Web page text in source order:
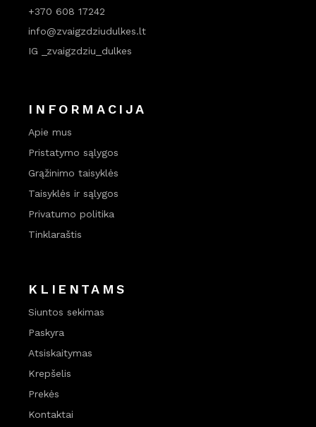
+370 608 17242
info@zvaigzdziudulkes.lt
IG _zvaigzdziu_dulkes
INFORMACIJA
Apie mus
Pristatymo sąlygos
Grąžinimo taisyklės
Taisyklės ir sąlygos
Privatumo politika
Tinklaraštis
KLIENTAMS
Siuntos sekimas
Paskyra
Atsiskaitymas
Krepšelis
Prekės
Kontaktai